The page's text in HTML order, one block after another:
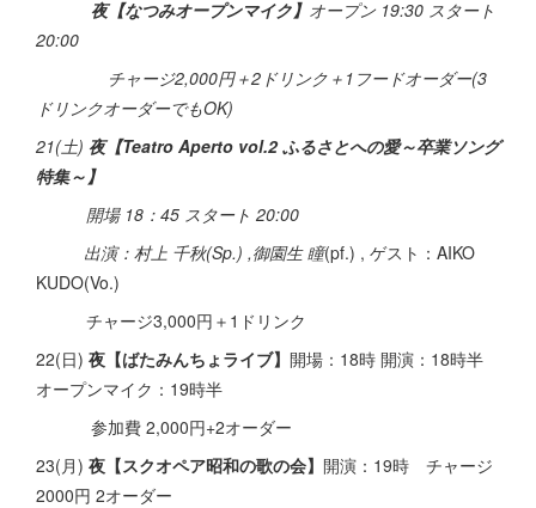
夜【なつみオープンマイク】 オープン 19:30 スタート
20:00
チャージ2,000円＋2ドリンク＋1フードオーダー(3
ドリンクオーダーでもOK)
21(土) 夜【Teatro Aperto vol.2 ふるさとへの愛～卒業ソング
特集～】
開場 18：45 スタート 20:00
出演：村上 千秋(Sp.) ,御園生 瞳(pf.) , ゲスト：AIKO
KUDO(Vo.)
チャージ3,000円＋1ドリンク
22(日) 夜【ばたみんちょライブ】 開場：18時 開演：18時半
オープンマイク：19時半
参加費 2,000円+2オーダー
23(月) 夜【スクオペア昭和の歌の会】 開演：19時 チャージ
2000円 2オーダー